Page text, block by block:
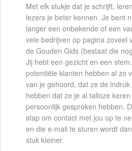
Met elk stukje dat je schrijft,
lezers je beter kennen. Je bent
langer een onbekende of een
vele bedrijven op pagina zoveel
de Gouden Gids (bestaat die
Jij hebt een gezicht en een
potentiële klanten hebben al zo
van je gehoord, dat ze de indruk
hebben dat ze je al talloze keren
persoonlijk gesproken hebben.
stap om contact met jou op te
en die e-mail te sturen wordt
stuk kleiner.